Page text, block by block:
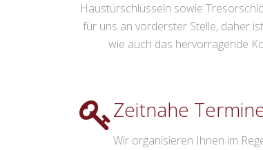
Haustürschlüsseln sowie
für uns an vorderster Stelle, daher
wie auch das hervorragende
Zeitnahe
Wir organisieren Ihnen im